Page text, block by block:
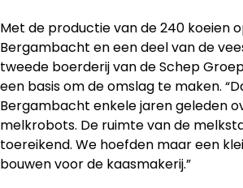
Met de productie van de 240 koeien
Bergambacht en een deel van de
tweede boerderij van de Schep
een basis om de omslag te maken.
Bergambacht enkele jaren geleden
melkrobots. De ruimte van de
toereikend. We hoefden maar een
bouwen voor de kaasmakerij.”